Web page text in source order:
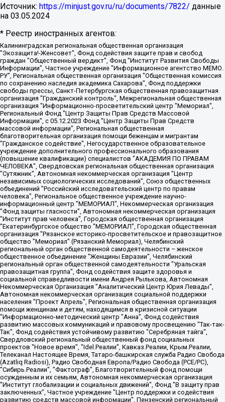
Источник: https://minjust.gov.ru/ru/documents/7822/ данные
на 03.05.2024
* Реестр иностранных агентов:
Калининградская региональная общественная организация "Экозащита!-Женсовет", Фонд содействия защите прав и свобод граждан "Общественный вердикт", Фонд "Институт Развития Свободы Информации", Частное учреждение "Информационное агентство МЕМО. РУ", Региональная общественная организация "Общественная комиссия по сохранению наследия академика Сахарова", Фонд поддержки свободы прессы, Санкт-Петербургская общественная правозащитная организация "Гражданский контроль", Межрегиональная общественная организация "Информационно-просветительский центр "Мемориал", Региональный Фонд "Центр Защиты Прав Средств Массовой Информации", с 05.12.2023 Фонд "Центр Защиты Прав Средств массовой информации", Региональная общественная благотворительная организация помощи беженцам и мигрантам "Гражданское содействие", Негосударственное образовательное учреждение дополнительного профессионального образования (повышение квалификации) специалистов "АКАДЕМИЯ ПО ПРАВАМ ЧЕЛОВЕКА", Свердловская региональная общественная организация "Сутяжник", Автономная некоммерческая организация "Центр независимых социологических исследований", Союз общественных объединений "Российский исследовательский центр по правам человека", Региональное общественное учреждение научно-информационный центр "МЕМОРИАЛ", Некоммерческая организация "Фонд защиты гласности", Автономная некоммерческая организация "Институт прав человека", Городская общественная организация "Екатеринбургское общество "МЕМОРИАЛ", Городская общественная организация "Рязанское историко-просветительское и правозащитное общество "Мемориал" (Рязанский Мемориал), Челябинский региональный орган общественной самодеятельности – женское общественное объединение "Женщины Евразии", Челябинский региональный орган общественной самодеятельности "Уральская правозащитная группа", Фонд содействия защите здоровья и социальной справедливости имени Андрея Рылькова, Автономная Некоммерческая Организация "Аналитический Центр Юрия Левады", Автономная некоммерческая организация социальной поддержки населения "Проект Апрель", Региональная общественная организация помощи женщинам и детям, находящимся в кризисной ситуации "Информационно-методический центр "Анна", Фонд содействия развитию массовых коммуникаций и правовому просвещению "Так-так-Так", Фонд содействия устойчивому развитию "Серебряная тайга", Свердловский региональный общественный фонд социальных проектов "Новое время", "Idel.Реалии", Кавказ.Реалии, Крым.Реалии, Телеканал Настоящее Время, Татаро-башкирская служба Радио Свобода (Azatliq Radiosi), Радио Свободная Европа/Радио Свобода (PCE/PC), "Сибирь.Реалии", "Фактограф", Благотворительный фонд помощи осужденным и их семьям, Автономная некоммерческая организация "Институт глобализации и социальных движений", Фонд "В защиту прав заключенных", Частное учреждение "Центр поддержки и содействия развитию средств массовой информации", Пензенский региональный общественный благотворительный фонд "Гражданский союз", "Север.Реалии", Некоммерческая организация Фонд "Правовая инициатива", Общество с ограниченной ответственностью "Радио Свободная Европа/Радио Свобода", Чешское информационное агентство "MEDIUM-ORIENT", Красноярская региональная общественная организация "Мы против СПИДа", Камалягин Денис Николаевич, Маркелов Сергей Евгеньевич, Пономарев Лев Александрович, Савицкая Людмила Алексеевна, Автономная некоммерческая организация "Центр по работе с проблемой насилия "НАСИЛИЮ.НЕТ", Межрегиональный профессиональный союз работников здравоохранения "Альянс врачей", Юридическое лицо, зарегистрированное в Латвийской Республике, SIA "Medusa Project" (регистрационный номер 40103797863, дата регистрации 10.06.2014), Некоммерческая организация "Фонд по борьбе с коррупцией", Автономная некоммерческая организация "Институт права и публичной политики", Баданин Роман Сергеевич, Гликин Максим Александрович, Железнова Мария Михайловна, Лукьянова Юлия Сергеевна, Маетная Елизавета Витальевна, Маняхин Петр Борисович, Чуракова Ольга Владимировна, Ярош Юлия Петровна, Юридическое лицо "The Insider SIA", зарегистрированное в Риге, Латвийская Республика (дата регистрации 26.06.2015), являющееся администратором доменного имени интернет-издания "The Insider SIA", https://theins.ru, Постернак Алексей Евгеньевич, Рубин Михаил Аркадьевич, Анин Роман Александрович, Юридическое лицо Istories fonds, зарегистрированное в Латвийской Республике (регистрационный номер 50008295751, дата регистрации 24.02.2020), Великовский Дмитрий Александрович, Долинина Ирина Николаевна, Мароховская Алеся Алексеевна, Шлейнов Роман Юрьевич, Шмагун Олеся Валентиновна, Общество с ограниченной ответственностью "Альтаир 2021", Общество с ограниченной ответственностью "Вега 2021", Общество с ограниченной ответственностью "Главный редактор 2021", Общество с ограниченной ответственностью "Ромашки монолит", Важенков Артем Валерьевич, Ивановская областная общественная организация "Центр гендерных исследований", Гурман Юрий Альбертович, Медиапроект "ОВД-Инфо", Егоров Владимир Владимирович, Жилинский Владимир Александрович, Общество с ограниченной ответственностью "ЗП", Иванова София Юрьевна, Карезина Инна Павловна, Кильтау Екатерина Викторовна, Петров Алексей Викторович, Пискунов Сергей Евгеньевич, Смирнов Сергей Сергеевич, Тихонов Михаил Сергеевич, Общество с ограниченной ответственностью "ЖУРНАЛИСТ-ИНОСТРАННЫЙ АГЕНТ", Арапова Галина Юрьевна, Вольтская Татьяна Анатольевна, Американская компания "Mason G.E.S. Anonymous Foundation" (США), являющаяся владельцем интернет-издания https://mnews.world/, Компания "Stichting Bellingcat", зарегистрированная в Нидерландах (дата регистрации 11.07.2018), Захаров Андрей Вячеславович, Клепиковская Екатерина Дмитриевна, Общество с ограниченной ответственностью "МЕМО", Перл Роман Александрович, Симонов Евгений Алексеевич, Соловьева Елена Анатольевна, Сотников Даниил Владимирович, Сурначева Елизавета Дмитриевна, Автономная некоммерческая организация по защите прав человека и информированию населения "Якутия – Наше Мнение", Общество с ограниченной ответственностью "Москоу диджитал медиа", с 26.01.2023 Общество с ограниченной ответственностью "Чайка Белые сады", Ветошкина Валерия Валерьевна, Заговора Максим Александрович, Межрегиональное общественное движение "Российская ЛГБТ - сеть", Оленичев Максим Владимирович, Павлов Иван Юрьевич, Скворцова Елена Сергеевна, Общество с ограниченной ответственностью "Как бы инагент", Кочетков Игорь Викторович, Общество с ограниченной ответственностью "Честные выборы", Еланчик Олег Александрович, Общество с ограниченной ответственностью "Нобелевский призыв", Гималова Регина Эмилевна, Григорьев Андрей Валерьевич, Григорьева Алина Александровна, Ассоциация по содействию защите прав призывников, альтернативнослужащих и военнослужащих "Правозащитная группа "Гражданин.Армия.Право", Хисамова Регина Фаритовна, Автономная некоммерческая организация по реализации социально-правовых программ "Лилит", Дальневосточное общественное движение "Маяк", Санкт-Петербургская ЛГБТ-инициативная группа "Выход", Инициативная группа ЛГБТ+ "Реверс", Алексеев Андрей Викторович, Бекбулатова Таисия Львовна, Беляев Иван Михайлович, Владыкина Елена Сергеевна, Гельман Марат Александрович, Никульшина Вероника Юрьевна, Толоконникова Надежда Андреевна, Шендерович Виктор Анатольевич, Общество с ограниченной ответственностью "Данное сообщение", Общество с ограниченной ответственностью Издательский дом "Новая глава", Айнбиндер Александра Александровна, Московский комьюнити-центр для ЛГБТ+инициатив, Благотворительный фонд развития филантропии, Deutsche Welle (Германия, Kurt-Schumacher-Strasse 3, 53113 Bonn), Борзунова Мария Михайловна, Воробьев Виктор Викторович, Голубева Анна Львовна, Константинова Алла Михайловна, Малкова Ирина Владимировна, Мурадов Мурад Абдулгалимович, Осетинская Елизавета Николаевна, Понасенков Евгений Николаевич, Ганапольский Матвей Юрьевич, Киселев Евгений Алексеевич, Борухович Ирина Григорьевна, Дремин Иван Тимофеевич, Дубровский Дмитрий Викторович, Красноярская региональная общественная организация поддержки и развития альтернативных образовательных технологий и межкультурных коммуникаций "ИНТЕРРА", Маяковская Екатерина Алексеевна, Фейгин Марк Захарович, Филимонов Андрей Викторович, Дзугкоева Регина Николаевна, Доброхотов Роман Александрович, Дудь Юрий Александрович, Елкин Сергей Владимирович, Кругликов Кирилл Игоревич, Сабунаева Мария Леонидовна, Семенов Алексей Владимирович, Шаинян Карен Багратович, Шульман Екатерина Михайловна, Асафьев Артур Валерьевич, Вахштайн Виктор Семенович, Венедиктов Алексей Алексеевич, Лушникова Екатерина Евгеньевна, Волков Леонид Михайлович, Невзоров Александр Глебович, Пархоменко Сергей Борисович, Сироткин Ярослав Николаевич, Кара-Мурза Владимир Владимирович, Баранова Наталья Владимировна, Гозман Леонид Яковлевич, Кагарлицкий Борис Юльевич, Климарев Михаил Валерьевич, Милов Владимир Станиславович, Автономная некоммерческая организация Краснодарский центр современного искусства "Типография", Моргенштерн Алишер Тагирович, Соболь Любовь Эдуардовна, Общество с ограниченной ответственностью "ЛИЗА НОРМ", Каспаров Гарри Кимович, Ходорковский Михаил Борисович, Общество с ограниченной ответственностью "Апрельские тезисы", Данилович Ирина Брониславовна, Кашин Олег Владимирович, Петров Николай Владимирович, Пивоваров Алексей Владимирович, Соколов Михаил Владимирович, Цветкова Юлия Владимировна, Чичваркин Евгений Александрович, Комитет против пыток/Команда против пыток, Общество с ограниченной ответственностью "Первый научный", Общество с ограниченной ответственностью "Вертолет и ко", Белоцерковская Вероника Борисовна, Кац Максим Евгеньевич, Лазарева Татьяна Юрьевна, Шаведдинов Руслан Табризович, Яшин Илья Валерьевич, Общество с ограниченной ответственностью "Иноагент ААВ", Алешковский Дмитрий Петрович, Альбац Евгения Марковна, Быков Дмитрий Львович, Галямина Юлия Евгеньевна, Лойко Сергей Леонидович, Мартынов Кирилл Константинович, Медведев Сергей Александрович, Крашенинников Федор Геннадиевич, Гордеева Катерина Вл